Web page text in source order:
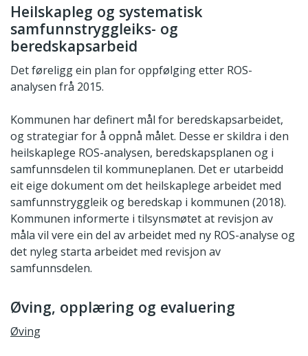
Heilskapleg og systematisk
samfunnstryggleiks- og
beredskapsarbeid
Det føreligg ein plan for oppfølging etter ROS-
analysen frå 2015.
Kommunen har definert mål for beredskapsarbeidet,
og strategiar for å oppnå målet. Desse er skildra i den
heilskaplege ROS-analysen, beredskapsplanen og i
samfunnsdelen til kommuneplanen. Det er utarbeidd
eit eige dokument om det heilskaplege arbeidet med
samfunnstryggleik og beredskap i kommunen (2018).
Kommunen informerte i tilsynsmøtet at revisjon av
måla vil vere ein del av arbeidet med ny ROS-analyse og
det nyleg starta arbeidet med revisjon av
samfunnsdelen.
Øving, opplæring og evaluering
Øving